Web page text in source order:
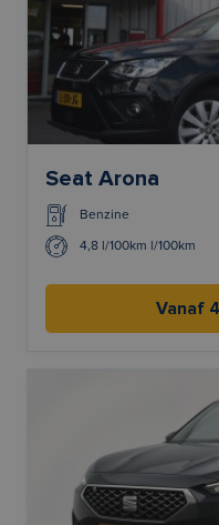
Seat Arona
Benzine
4,8 l/100km l/100km
Vanaf